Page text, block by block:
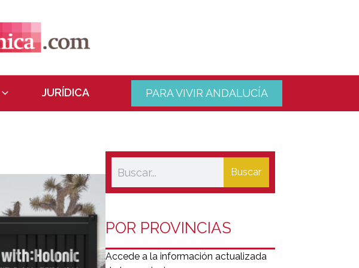
JURÍDICA PARA VIVIR ANDALUCÍA
Buscar
POR PROVINCIAS
Accede a la información actualizada